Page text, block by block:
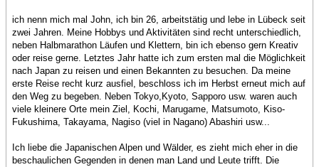
ich nenn mich mal John, ich bin 26, arbeitstätig und lebe in Lübeck seit
zwei Jahren. Meine Hobbys und Aktivitäten sind recht unterschiedlich,
neben Halbmarathon Läufen und Klettern, bin ich ebenso gern Kreativ
oder reise gerne. Letztes Jahr hatte ich zum ersten mal die Möglichkeit
nach Japan zu reisen und einen Bekannten zu besuchen. Da meine
erste Reise recht kurz ausfiel, beschloss ich im Herbst erneut mich auf
den Weg zu begeben. Neben Tokyo,Kyoto, Sapporo usw. waren auch
viele kleinere Orte mein Ziel, Kochi, Marugame, Matsumoto, Kiso-
Fukushima, Takayama, Nagiso (viel in Nagano) Abashiri usw...
Ich liebe die Japanischen Alpen und Wälder, es zieht mich eher in die
beschaulichen Gegenden in denen man Land und Leute trifft. Die